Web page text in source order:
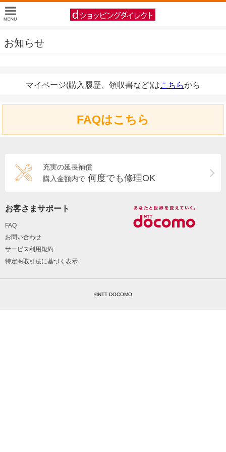
お知らせ
マイページ(購入履歴、領収書など)はこちらから
FAQはこちら
充実の延長補償
購入金額内で 何度でも修理OK
お客さまサポート
FAQ
お問い合わせ
サービス利用規約
特定商取引法に基づく表示
©NTT DOCOMO